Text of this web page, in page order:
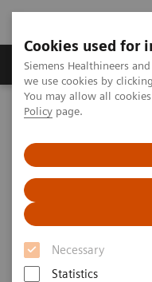
Cookies used for
Siemens Healthineers
we use cookies by
You may allow all
Policy page.
Necessary
Statistics
Productos y servicios
Siemens Healthineers
Política de
Healthineers
Versión: Julio del